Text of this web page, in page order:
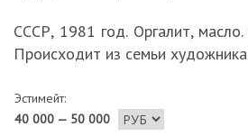
СССР, 1981 год. Оргалит,
Происходит из семьи художника
Эстимейт:
40 000 — 50 000